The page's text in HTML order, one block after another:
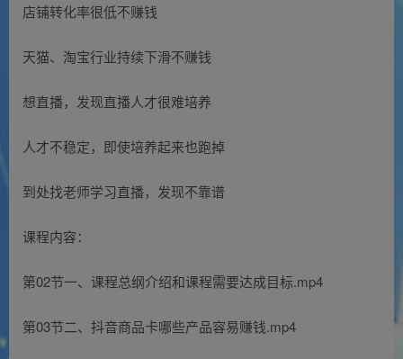
店铺转化率很低不赚钱
天猫、淘宝行业持续下滑不赚钱
想直播，发现直播人才很难培养
人才不稳定，即使培养起来也跑掉
到处找老师学习直播，发现不靠谱
课程内容：
第02节一、课程总纲介绍和课程需要达成目标.mp4
第03节二、抖音商品卡哪些产品容易赚钱.mp4